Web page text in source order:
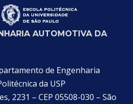
AUTOMOTIVA DA
de Engenharia
da USP
2231 – CEP 05508-030 – São